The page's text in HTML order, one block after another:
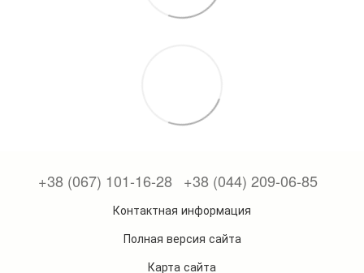
+38 (067) 101-16-28 +38 (044) 209-06-85
Контактная информация
Полная версия сайта
Карта сайта